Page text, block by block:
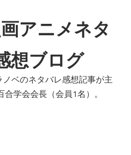
アニメネタ
想ブログ
ベのネタバレ感想記事が主
学会会長（会員1名）。